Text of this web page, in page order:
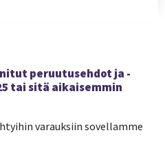
peruutusehdot ja -
tai sitä aikaisemmin
varauksiin sovellamme